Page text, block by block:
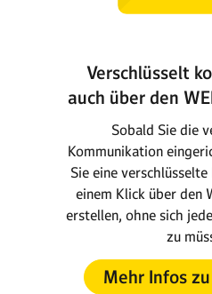
Verschlüsselt
auch über den
Sobald Sie die
Kommunikation
Sie eine
einem Klick über den
erstellen, ohne sich
zu
Mehr Infos